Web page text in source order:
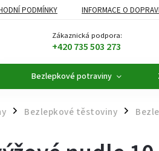
PODMÍNKY INFORMACE O
Zákaznická podpora:
+420 735 503 273
Bezlepkové potraviny
/ Bezlepkové těstoviny /